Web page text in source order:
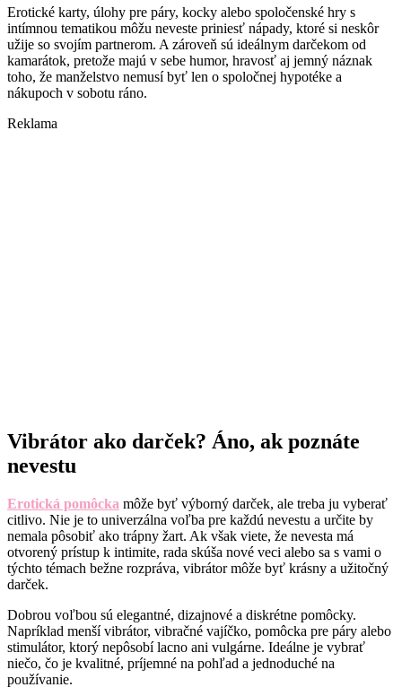
Erotické karty, úlohy pre páry, kocky alebo spoločenské hry s
intímnou tematikou môžu neveste priniesť nápady, ktoré si neskôr
užije so svojím partnerom. A zároveň sú ideálnym darčekom od
kamarátok, pretože majú v sebe humor, hravosť aj jemný náznak
toho, že manželstvo nemusí byť len o spoločnej hypotéke a
nákupoch v sobotu ráno.
Reklama
Vibrátor ako darček? Áno, ak poznáte
nevestu
Erotická pomôcka môže byť výborný darček, ale treba ju vyberať
citlivo. Nie je to univerzálna voľba pre každú nevestu a určite by
nemala pôsobiť ako trápny žart. Ak však viete, že nevesta má
otvorený prístup k intimite, rada skúša nové veci alebo sa s vami o
týchto témach bežne rozpráva, vibrátor môže byť krásny a užitočný
darček.
Dobrou voľbou sú elegantné, dizajnové a diskrétne pomôcky.
Napríklad menší vibrátor, vibračné vajíčko, pomôcka pre páry alebo
stimulátor, ktorý nepôsobí lacno ani vulgárne. Ideálne je vybrať
niečo, čo je kvalitné, príjemné na pohľad a jednoduché na
používanie.